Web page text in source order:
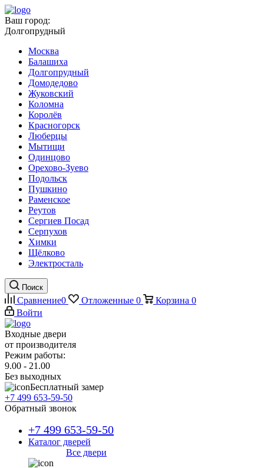
Ваш город:
Долгопрудный
Москва
Балашиха
Долгопрудный
Домодедово
Жуковский
Коломна
Королёв
Красногорск
Люберцы
Мытищи
Одинцово
Орехово-Зуево
Подольск
Пушкино
Раменское
Реутов
Сергиев Посад
Серпухов
Химки
Щёлково
Электросталь
Поиск
Сравнение0 Отложенные 0 Корзина 0
Войти
Входные двери
от производителя
Режим работы:
9.00 - 21.00
Без выходных
Бесплатный замер
+7 499 653-59-50
Обратный звонок
+7 499 653-59-50
Каталог дверей
Все двери